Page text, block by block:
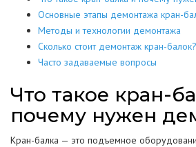
Основные этапы демонтажа кран-
Методы и технологии демонтажа
Сколько стоит демонтаж кран-балок?
Часто задаваемые вопросы
Что такое кран-
почему нужен
Кран-балка — это подъемное